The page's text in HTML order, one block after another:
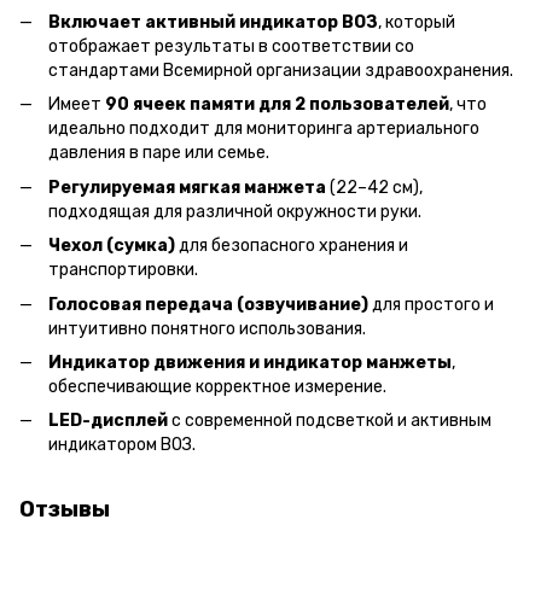
Включает активный индикатор ВОЗ, который
отображает результаты в соответствии со
стандартами Всемирной организации здравоохранения.
Имеет 90 ячеек памяти для 2 пользователей, что
идеально подходит для мониторинга артериального
давления в паре или семье.
Регулируемая мягкая манжета (22–42 см),
подходящая для различной окружности руки.
Чехол (сумка)для безопасного хранения и
транспортировки.
Голосовая передача (озвучивание)для простого и
интуитивно понятного использования.
Индикатор движения и индикатор манжеты,
обеспечивающие корректное измерение.
LED-дисплейс современной подсветкой и активным
индикатором ВОЗ.
Отзывы